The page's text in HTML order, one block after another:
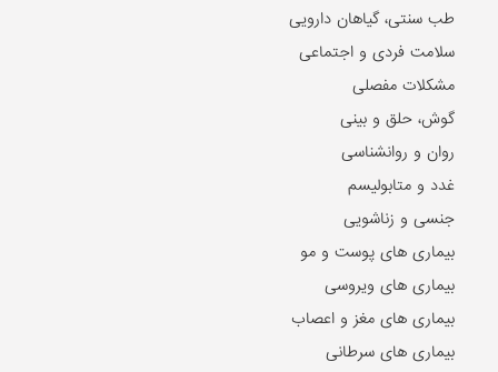
طب سنتی، گیاهان دارویی
سلامت فردی و اجتماعی
مشکلات مفصلی
گوش، حلق و بینی
روان و روانشناسی
غدد و متابولیسم
جنسی و زناشویی
بیماری های پوست و مو
بیماری های ویروسی
بیماری های مغز و اعصاب
بیماری های سرطانی